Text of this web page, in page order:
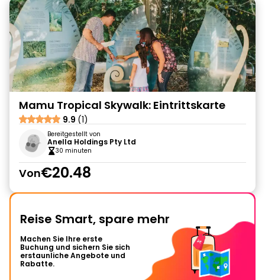
Mamu Tropical Skywalk: Eintrittskarte
9.9 (1)
Bereitgestellt von
Anella Holdings Pty Ltd
30 minuten
Von€20.48
Reise Smart, spare mehr
Machen Sie Ihre erste
Buchung und sichern Sie sich
erstaunliche Angebote und
Rabatte.